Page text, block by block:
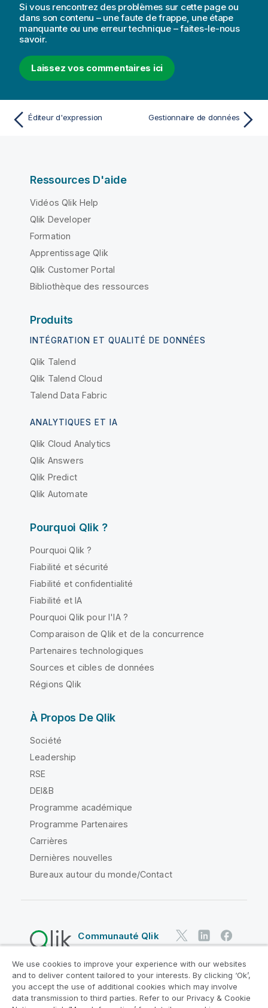
Si vous rencontrez des problèmes sur cette page ou
dans son contenu – une faute de frappe, une étape
manquante ou une erreur technique – faites-le-nous
savoir.
Laissez vos commentaires ici
Éditeur d'expression Gestionnaire de données
Ressources D'aide
Vidéos Qlik Help
Qlik Developer
Formation
Apprentissage Qlik
Qlik Customer Portal
Bibliothèque des ressources
Produits
INTÉGRATION ET QUALITÉ DE DONNÉES
Qlik Talend
Qlik Talend Cloud
Talend Data Fabric
ANALYTIQUES ET IA
Qlik Cloud Analytics
Qlik Answers
Qlik Predict
Qlik Automate
Pourquoi Qlik ?
Pourquoi Qlik ?
Fiabilité et sécurité
Fiabilité et confidentialité
Fiabilité et IA
Pourquoi Qlik pour l'IA ?
Comparaison de Qlik et de la concurrence
Partenaires technologiques
Sources et cibles de données
Régions Qlik
À Propos De Qlik
Société
Leadership
RSE
DEI&B
Programme académique
Programme Partenaires
Carrières
Dernières nouvelles
Bureaux autour du monde/Contact
Communauté Qlik
Contrats juridiques
Conditions d'utilisation des produits
Legal Policies
Conditions légales
We use cookies to improve your experience with our websites
and to deliver content tailored to your interests. By clicking ‘Ok’,
you accept the use of additional cookies which may involve
data transmission to third parties. Refer to our Privacy & Cookie